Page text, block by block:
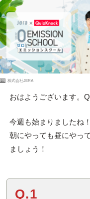
PR 株式会社JERA
おはようございます。
今週も始まりましたね
朝にやっても昼にやっ
ましょう！
Q.1